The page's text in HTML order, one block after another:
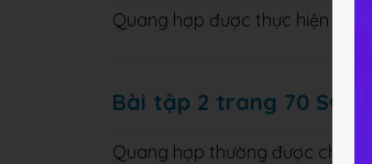
Quang hợp được thực hiện ở
Bài tập 2 trang 70 SGK
Quang hợp thường được chia